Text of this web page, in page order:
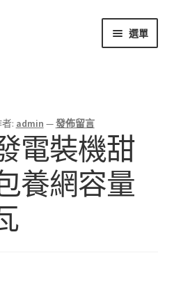
選單
: admin —發佈留言
電裝機甜
養網容量